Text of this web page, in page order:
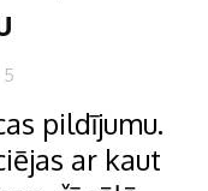
pildījumu.
ar kaut